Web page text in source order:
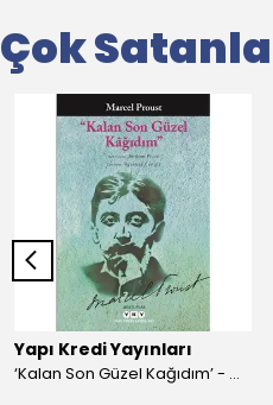
Çok
Yapı Kredi Yayınları
‘Kalan Son Güzel Kağıdım’ - Marcel Proust